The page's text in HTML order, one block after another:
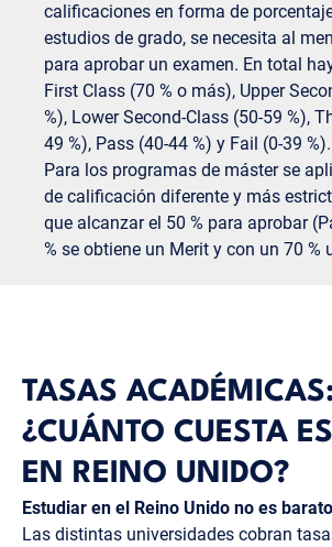
calificaciones en forma de
estudios de grado, se necesita al
para aprobar un examen. En total
First Class (70 % o más), Upper
%), Lower Second-Class (50-59 %),
49 %), Pass (40-44 %) y Fail (0-39 %).
Para los programas de máster se
de calificación diferente y más
que alcanzar el 50 % para aprobar
% se obtiene un Merit y con un 70 %
TASAS ACADÉMICAS:
¿CUÁNTO CUESTA
EN REINO UNIDO?
Estudiar en el Reino Unido no es
Las distintas universidades cobran